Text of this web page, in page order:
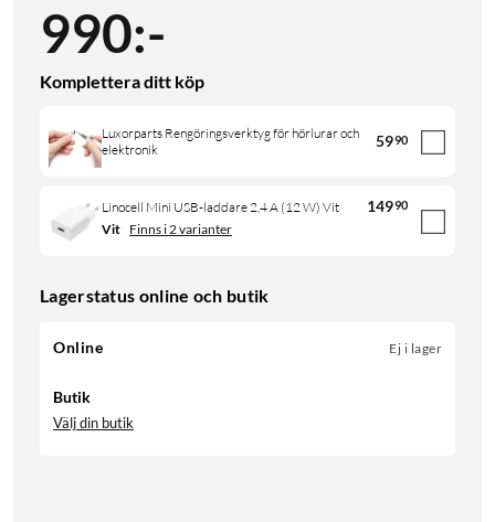
990:-
Komplettera ditt köp
Luxorparts Rengöringsverktyg för hörlurar och
elektronik
5990
Linocell Mini USB-laddare 2,4 A (12 W) Vit 14990
Vit Finns i 2 varianter
Lagerstatus online och butik
Online Ej i lager
Butik
Välj din butik